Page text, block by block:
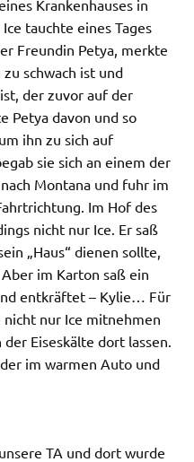
Krankenhauses in
tauchte eines Tages
Freundin Petya, merkte
schwach ist und
der zuvor auf der
Petya davon und so
ihn zu sich auf
sie sich an einem der
Montana und fuhr im
Im Hof des
nicht nur Ice. Er saß
„Haus“ dienen sollte,
im Karton saß ein
entkräftet – Kylie… Für
nicht nur Ice mitnehmen
Eiseskälte dort lassen.
im warmen Auto und
TA und dort wurde